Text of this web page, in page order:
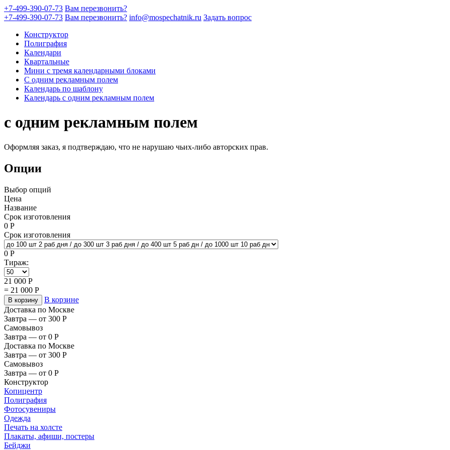
+7-499-390-07-73 Вам перезвонить?
+7-499-390-07-73 Вам перезвонить? info@mospechatnik.ru Задать вопрос
Конструктор
Полиграфия
Календари
Квартальные
Мини с тремя календарными блоками
С одним рекламным полем
Календарь по шаблону
Календарь с одним рекламным полем
с одним рекламным полем
Оформляя заказ, я подтверждаю, что не нарушаю чьих-либо авторских прав.
Опции
Выбор опций
Цена
Название
Срок изготовления
0 Р
Срок изготовления
0 Р
Тираж:
21 000 Р
= 21 000 Р
В корзину
В корзине
Доставка по Москве
Завтра — от 300 Р
Самовывоз
Завтра — от 0 Р
Доставка по Москве
Завтра — от 300 Р
Самовывоз
Завтра — от 0 Р
Конструктор
Копицентр
Полиграфия
Фотосувениры
Одежда
Печать на холсте
Плакаты, афиши, постеры
Бейджи